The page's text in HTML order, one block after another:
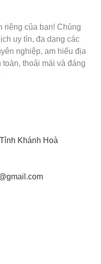
riêng của bạn! Chúng
uy tín, đa dạng các
nghiệp, am hiểu địa
thoải mái và đáng
Khánh Hoà